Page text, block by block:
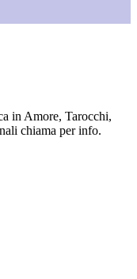
in Amore, Tarocchi,
chiama per info.